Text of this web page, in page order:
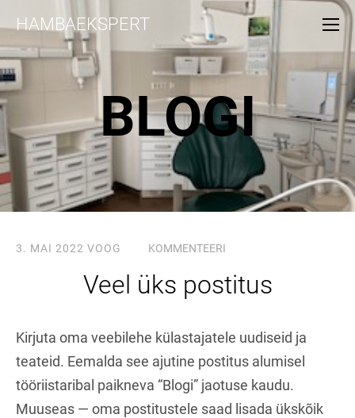
HAMBAEKSPERT
BLOGI
3. MAI 2022 VOOG KOMMENTEERI
Veel üks postitus
Kirjuta oma veebilehe külastajatele uudiseid ja
teateid. Eemalda see ajutine postitus alumisel
tööriistaribal paikneva “Blogi” jaotuse kaudu.
Muuseas — oma postitustele saad lisada ükskõik